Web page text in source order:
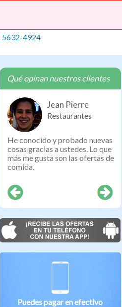
5632-4924
Qué opinan nuestros clientes
Jean Pierre
Restaurantes
He conocido y probado nuevas
cosas gracias a ustedes. Lo que
más me gusta son las ofertas de
comida.
Puedes pagar en efectivo